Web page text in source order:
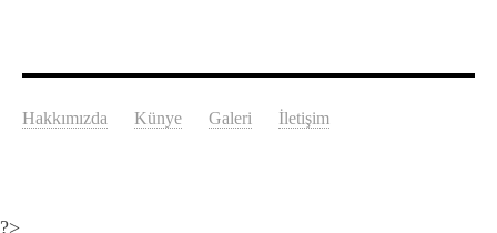
Hakkımızda Künye Galeri İletişim
?>